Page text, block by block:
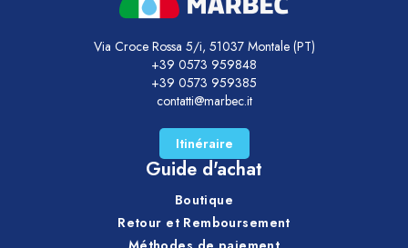
Via Croce Rossa 5/i, 51037 Montale (PT)
+39 0573 959848
+39 0573 959385
contatti@marbec.it
Itinéraire
Guide d'achat
Boutique
Retour et Remboursement